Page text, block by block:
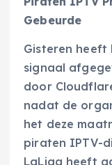
Gebeurde
Gisteren heeft
signaal
door
nadat de
het deze
piraten IPTV-
LaLiga heeft